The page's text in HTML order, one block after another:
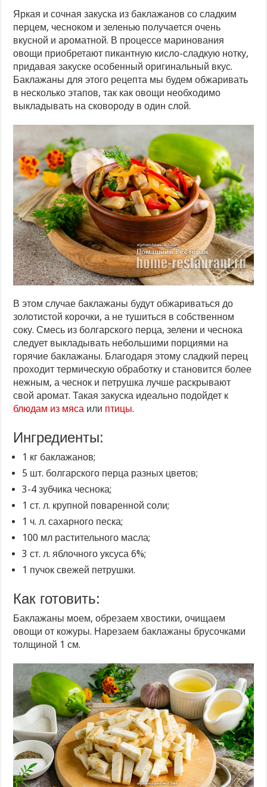
Яркая и сочная закуска из баклажанов со сладким
перцем, чесноком и зеленью получается очень
вкусной и ароматной. В процессе маринования
овощи приобретают пикантную кисло-сладкую нотку,
придавая закуске особенный оригинальный вкус.
Баклажаны для этого рецепта мы будем обжаривать
в несколько этапов, так как овощи необходимо
выкладывать на сковороду в один слой.
В этом случае баклажаны будут обжариваться до
золотистой корочки, а не тушиться в собственном
соку. Смесь из болгарского перца, зелени и чеснока
следует выкладывать небольшими порциями на
горячие баклажаны. Благодаря этому сладкий перец
проходит термическую обработку и становится более
нежным, а чеснок и петрушка лучше раскрывают
свой аромат. Такая закуска идеально подойдет к
блюдам из мяса или птицы.
Ингредиенты:
1 кг баклажанов;
5 шт. болгарского перца разных цветов;
3-4 зубчика чеснока;
1 ст. л. крупной поваренной соли;
1 ч. л. сахарного песка;
100 мл растительного масла;
3 ст. л. яблочного уксуса 6%;
1 пучок свежей петрушки.
Как готовить:
Баклажаны моем, обрезаем хвостики, очищаем
овощи от кожуры. Нарезаем баклажаны брусочками
толщиной 1 см.